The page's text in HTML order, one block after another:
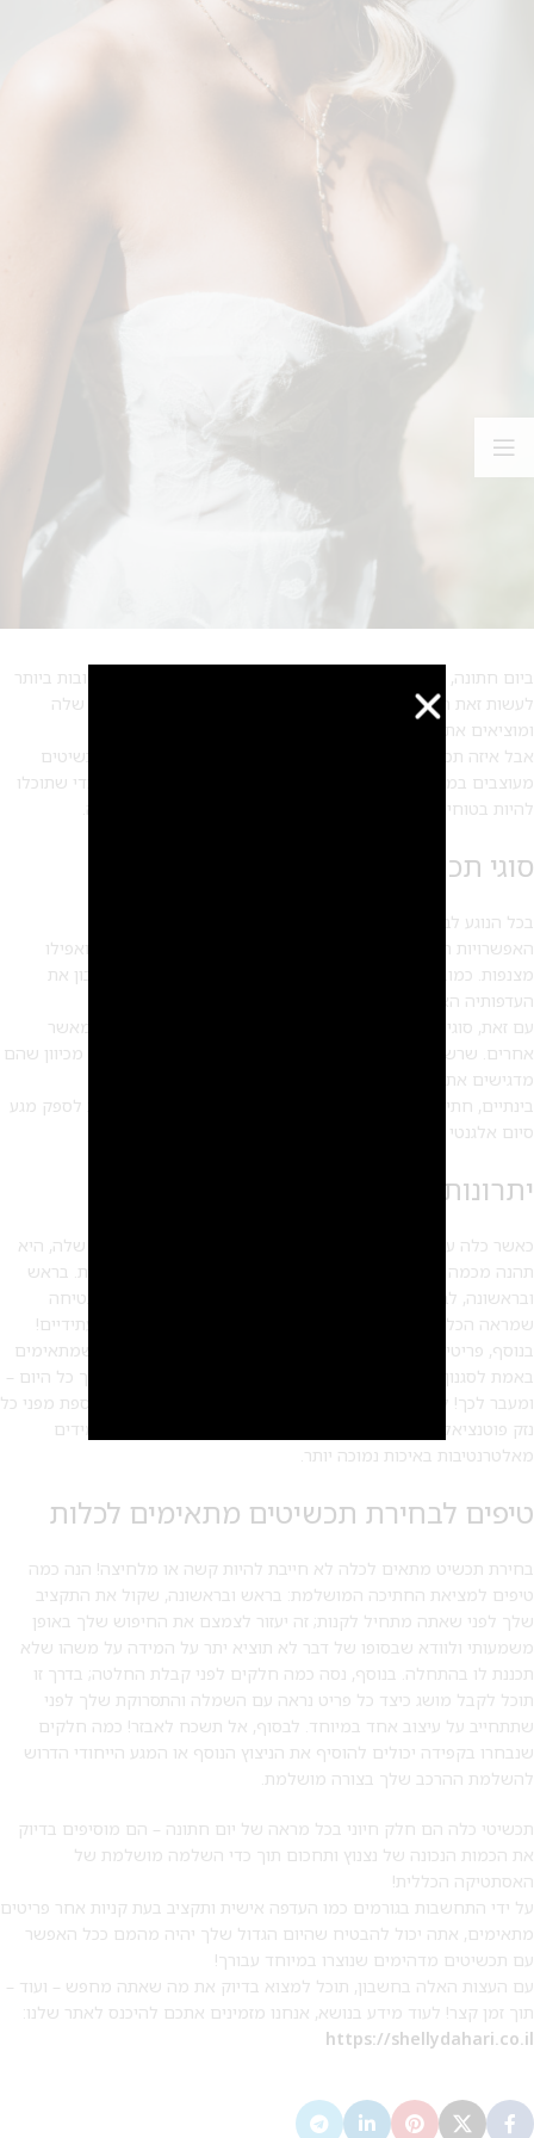
ביום חתונה, כלות לרוב רוצות להיראות במיטבן. אחת הדרכים הטובות ביותר
לעשות זאת היא לענוד תכשיטי כלה יפים המדגישים את השמלה שלה
ומוציאים את יופייה הטבעי.
אבל איזה תכשיט היא צריכה לענוד? מהם היתרונות של לענוד תכשיטים
מעוצבים במיוחד עבור כלות? כאן, נחקור את כל השאלות הללו כדי שתוכלו
להיות בטוחים שהכלה שלכם נראית מושלמת ביום המיוחד שלה.
סוגי תכשיטי כלה
בכל הנוגע לבחירת תכשיט לכלה, קיימות אפשרויות רבות.
האפשרויות הנפוצות כוללות עגילים,
, צמידים ואפילו
מצנפות. כמובן שלכל כלה יש טעם שונה ולכן חשוב לקחת בחשבון את
העדפותיה האישיות בבחירת פריטים למראה יום החתונה שלה.
עם זאת, סוגים מסוימים של תכשיטים נבחרים יותר על ידי כלות מאשר
אחרים. שרשראות ועגילי פנינים ויהלומים נוטים להיות פופולריים מכיוון שהם
מדגישים את שמלת הכלה מבלי להכריע אותה.
בינתיים, חתיכות שיער מורכבות כמו סרטי ראש או מצנפות יכולות לספק מגע
סיום אלגנטי לכל האנסמבל.
יתרונות לענוד תכשיטי כלה
כאשר כלה עונדת תכשיטים שעוצבו במיוחד למראה יום החתונה שלה, היא
תהנה מכמה יתרונות שמרחיבים הרבה מעבר למראה יפה בתמונות. בראש
ובראשונה, לבישת פריטים מעוצבים היטב מחומרים איכותיים מבטיחה
שמראה הכלה יחזיק מעמד כל הלילה – ואפילו דרך ימי נישואין עתידיים!
בנוסף, פריטים מותאמים אישית מאפשרת לכלה לבחור פריטים שמתאימים
באמת לסגנון שלה, כך שהיא מרגישה בטוחה בהם לחלוטין לאורך כל היום –
ומעבר לכך! לבסוף, לבישת פריטים באיכות גבוהה מציעה הגנה נוספת מפני כל
נזק פוטנציאלי שנגרם במהלך החגיגות מכיוון שהם הרבה יותר עמידים
מאלטרנטיבות באיכות נמוכה יותר.
טיפים לבחירת תכשיטים מתאימים לכלות
בחירת תכשיט מתאים לכלה לא חייבת להיות קשה או מלחיצה! הנה כמה
טיפים למציאת החתיכה המושלמת: בראש ובראשונה, שקול את התקציב
שלך לפני שאתה מתחיל לקנות; זה יעזור לצמצם את החיפוש שלך באופן
משמעותי ולוודא שבסופו של דבר לא תוציא יתר על המידה על משהו שלא
תכננת לו בהתחלה. בנוסף, נסה כמה חלקים לפני קבלת החלטה; בדרך זו
תוכל לקבל מושג כיצד כל פריט נראה עם השמלה והתסרוקת שלך לפני
שתתחייב על עיצוב אחד במיוחד. לבסוף, אל תשכח לאבזר! כמה חלקים
שנבחרו בקפידה יכולים להוסיף את הניצוץ הנוסף או המגע הייחודי הדרוש
להשלמת ההרכב שלך בצורה מושלמת.
תכשיטי כלה הם חלק חיוני בכל מראה של יום חתונה – הם מוסיפים בדיוק
את הכמות הנכונה של נצנוץ ותחכום תוך כדי השלמה מושלמת של
האסתטיקה הכללית!
על ידי התחשבות בגורמים כמו העדפה אישית ותקציב בעת קניות אחר פריטים
מתאימים, אתה יכול להבטיח שהיום הגדול שלך יהיה מהמם ככל האפשר
עם תכשיטים מדהימים שנוצרו במיוחד עבורך!
עם העצות האלה בחשבון, תוכל למצוא בדיוק את מה שאתה מחפש – ועוד –
תוך זמן קצר! לעוד מידע בנושא, אנחנו מזמינים אתכם להיכנס לאתר שלנו:
https://shellydahari.co.il
מבצע 1+1